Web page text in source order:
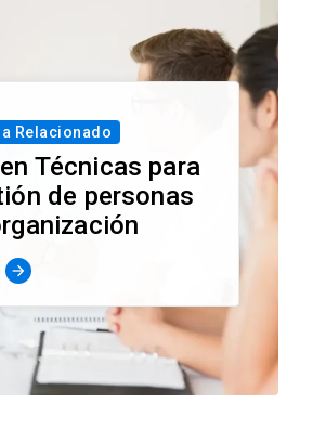
Relacionado
Técnicas para
de personas
arrow_forward